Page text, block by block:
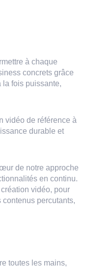
à chaque
concrets grâce
la fois puissante,
vidéo de référence à
durable et
de notre approche
en continu.
vidéo, pour
percutants,
toutes les mains,